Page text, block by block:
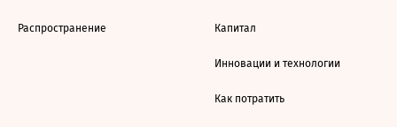
Распространение Капитал
Инновации и технологии
Как потратить